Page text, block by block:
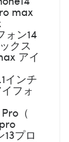
max
ォン14
クス
アイ
インチ
フォ
（
プロ